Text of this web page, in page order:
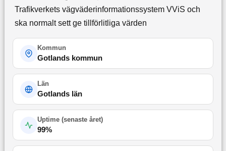
Trafikverkets vägväderinformationssystem VViS och
ska normalt sett ge tillförlitliga värden
Kommun
Gotlands kommun
Län
Gotlands län
Uptime (senaste året)
99%